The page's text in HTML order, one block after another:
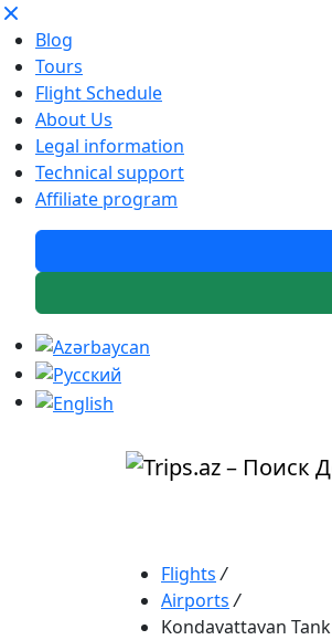
Blog
Tours
Flight Schedule
About Us
Legal information
Technical support
Affiliate program
Flights /
Airports /
Kondavattavan Tank